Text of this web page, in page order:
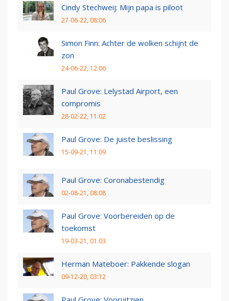
Cindy Stechweij: Mijn papa is piloot
27-06-22, 08:06
Simon Finn: Achter de wolken schijnt de
zon
24-06-22, 12:06
Paul Grove: Lelystad Airport, een
compromis
28-02-22, 11:02
Paul Grove: De juiste beslissing
15-09-21, 11:09
Paul Grove: Coronabestendig
02-08-21, 08:08
Paul Grove: Voorbereiden op de
toekomst
19-03-21, 01:03
Herman Mateboer: Pakkende slogan
09-12-20, 03:12